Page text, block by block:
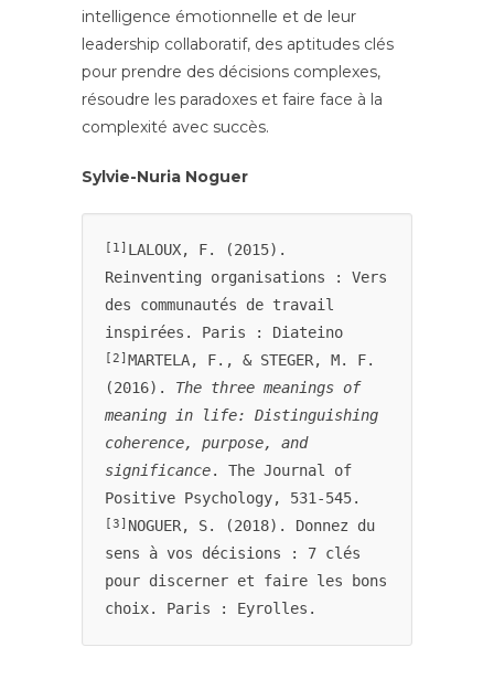
intelligence émotionnelle et de leur
leadership collaboratif, des aptitudes clés
pour prendre des décisions complexes,
résoudre les paradoxes et faire face à la
complexité avec succès.
Sylvie-Nuria Noguer
[1] LALOUX, F. (2015).
Reinventing organisations : Vers
des communautés de travail
[2] MARTELA, F., & STEGER, M. F.
(2016). The three meanings of
meaning in life: Distinguishing
coherence, purpose, and
significance. The Journal of
[3] NOGUER, S. (2018). Donnez du
sens à vos décisions : 7 clés
pour discerner et faire les bons
choix. Paris : Eyrolles.